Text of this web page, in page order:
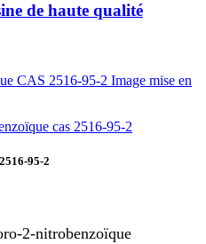
de haute qualité
95-2
2-nitrobenzoïque